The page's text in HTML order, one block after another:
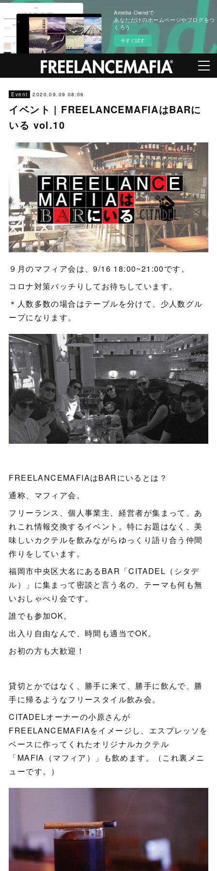
Ameba Owndで
あなただけのホームページやブログをつ
くろう
今すぐ試す
Event 2020.09.09 08:06
イベント | FREELANCEMAFIAはBARに
いる vol.10
９月のマフィア会は、9/16 18:00~21:00です。
コロナ対策バッチりしてお待ちしています。
＊人数多数の場合はテーブルを分けて、少人数グル
ープになります。
FREELANCEMAFIAはBARにいるとは？
通称、マフィア会。
フリーランス、個人事業主、経営者が集まって、あ
れこれ情報交換するイベント。特にお題はなく、美
味しいカクテルを飲みながらゆっくり語り合う仲間
作りをしています。
福岡市中央区大名にあるBAR「CITADEL（シタデ
ル）」に集まって密談と言う名の、テーマも何も無
いおしゃべり会です。
誰でも参加OK。
出入り自由なんで、時間も適当でOK。
お初の方も大歓迎！
貸切とかではなく、勝手に来て、勝手に飲んで、勝
手に帰るようなフリースタイル飲み会。
CITADELオーナーの小原さんが
FREELANCEMAFIAをイメージし、エスプレッソを
ベースに作ってくれたオリジナルカクテル
「MAFIA（マフィア）」も飲めます。（これ裏メニ
ューです。）